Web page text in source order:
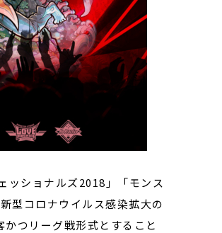
ッショナルズ2018」「モンス
型コロナウイルス感染拡大の
つリーグ戦形式とすること